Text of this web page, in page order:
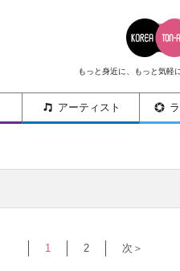
もっと身近に、もっと気軽
アーティスト
1 2 次＞